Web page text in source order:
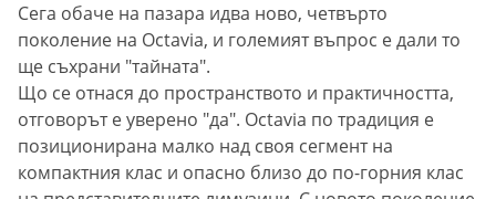
Сега обаче на пазара идва ново, четвърто
поколение на Octavia, и големият въпрос е дали то
ще съхрани "тайната".
Що се отнася до пространството и практичността,
отговорът е уверено "да". Octavia по традиция е
позиционирана малко над своя сегмент на
компактния клас и опасно близо до по-горния клас